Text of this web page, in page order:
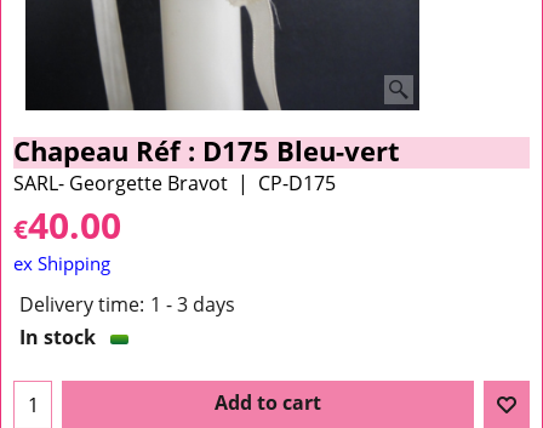
Chapeau Réf : D175 Bleu-vert
SARL- Georgette Bravot CP-D175
€40.00
ex Shipping
Delivery time: 1 - 3 days
In stock
Add to cart